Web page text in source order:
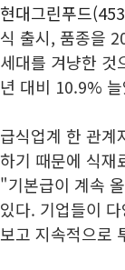
현대그린푸드
식 출시, 품종을
세대를 겨냥한 것
년 대비 10.9%
급식업계 한 관계
하기 때문에 식재
"기본급이 계속
있다. 기업들이
보고 지속적으로